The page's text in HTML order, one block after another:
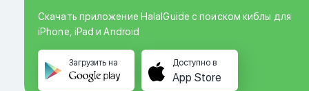
Скачать приложение HalalGuide с поиском киблы для
iPhone, iPad и Android
Загрузить на Доступно в
App Store